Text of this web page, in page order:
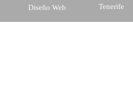
Tenerife
Diseño Web